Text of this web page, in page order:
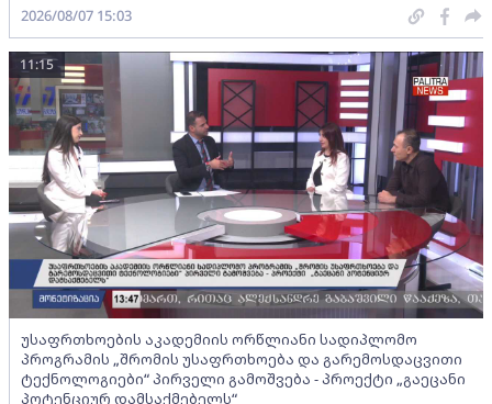
2026/08/07 15:03
უსაფრთხოების აკადემიის ორწლიანი სადიპლომო
პროგრამის „შრომის უსაფრთხოება და გარემოსდაცვითი
ტექნოლოგიები“ პირველი გამოშვება - პროექტი „გაეცანი
პოტენციურ დამსაქმებელს“
11:15